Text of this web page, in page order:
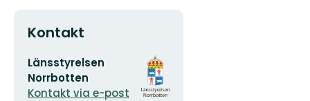
Kontakt
E-
postadresse
Länsstyrelsen
Norrbotten
Kontakt via e-post
Organisasjonens
logotype